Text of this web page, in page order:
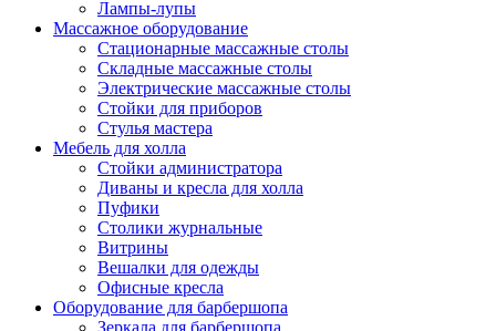
Лампы-лупы
Массажное оборудование
Стационарные массажные столы
Складные массажные столы
Электрические массажные столы
Стойки для приборов
Стулья мастера
Мебель для холла
Стойки администратора
Диваны и кресла для холла
Пуфики
Столики журнальные
Витрины
Вешалки для одежды
Офисные кресла
Оборудование для барбершопа
Зеркала для барбершопа